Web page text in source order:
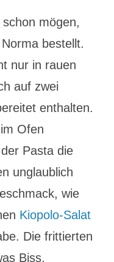
mögen,
bestellt.
nur in rauen
auf zwei
enthalten.
Ofen
Pasta die
unglaublich
wie
Kiopolo-Salat
Die frittierten
Biss,